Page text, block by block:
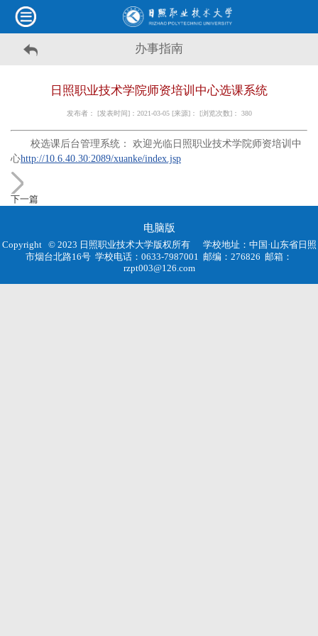
办事指南
日照职业技术学院师资培训中心选课系统
发布者： [发表时间]：2021-03-05 [来源]： [浏览次数]： 380
校选课后台管理系统： 欢迎光临日照职业技术学院师资培训中
心http://10.6.40.30:2089/xuanke/index.jsp
下一篇
电脑版
Copyright © 2023 日照职业技术大学版权所有
学校地址：中国·山东省日照
市烟台北路16号 学校电话：0633-7987001 邮编：276826 邮箱：
rzpt003@126.com